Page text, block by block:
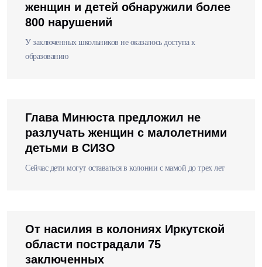
женщин и детей обнаружили более
800 нарушений
У заключенных школьников не оказалось доступа к
образованию
Глава Минюста предложил не
разлучать женщин с малолетними
детьми в СИЗО
Сейчас дети могут оставаться в колонии с мамой до трех лет
От насилия в колониях Иркутской
области пострадали 75
заключенных